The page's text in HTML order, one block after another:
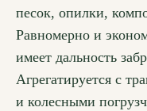
песок, опилки,
Равномерно и
имеет дальность
Агрегатируется с
и колесными